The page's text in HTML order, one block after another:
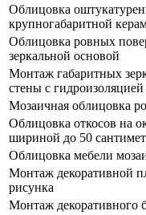
Облицовка
крупногабаритной
Облицовка ровных
зеркальной основой
Монтаж габаритных
стены с гидроизоляцией
Мозаичная облицовка
Облицовка откосов на
шириной до 50
Облицовка мебели
Монтаж декоративной
рисунка
Монтаж декоративного